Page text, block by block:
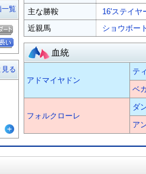
一覧
見る
主な勝鞍
16'ステイヤ
近親馬
ショウボート
血統
アドマイヤドン
テ
ベ
フォルクローレ
ダ
ア